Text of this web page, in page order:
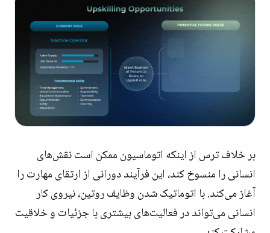
بر خلاف ترس از اینکه اتوماسیون ممکن است نقش‌های
انسانی را منسوخ کند، این فرآیند دورانی از ارتقای مهارت را
آغاز می‌کند. با اتوماتیک شدن وظایف روتین، نیروی کار
انسانی می‌تواند در فعالیت‌های بیشتری با جزئیات و خلاقیت